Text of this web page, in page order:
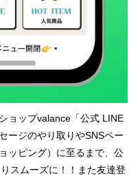
ョップvalance「公式 LINE
ージのやり取りやSNSペー
ッピング）に至るまで、公
スムーズに！！また友達登